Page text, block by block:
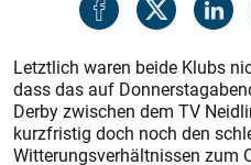
Letztlich waren beide Klubs
dass das auf
Derby zwischen dem TV
kurzfristig doch noch den
Witterungsverhältnissen zum